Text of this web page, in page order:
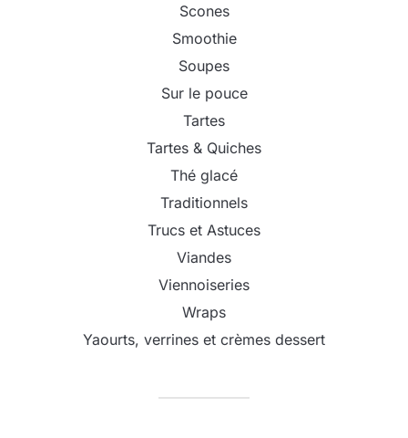
Scones
Smoothie
Soupes
Sur le pouce
Tartes
Tartes & Quiches
Thé glacé
Traditionnels
Trucs et Astuces
Viandes
Viennoiseries
Wraps
Yaourts, verrines et crèmes dessert